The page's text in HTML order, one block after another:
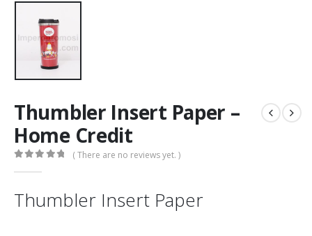
Thumbler Insert Paper –
Home Credit
( There are no reviews yet. )
Thumbler Insert Paper